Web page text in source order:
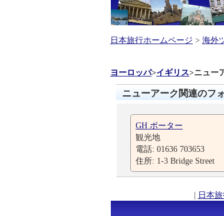
日本旅行ホームページ > 海外
ヨーロッパ>イギリス>ニュー
ニューアーク関連のフ
GH ポーター
観光地
電話: 01636 703653
住所: 1-3 Bridge Street
| 日本